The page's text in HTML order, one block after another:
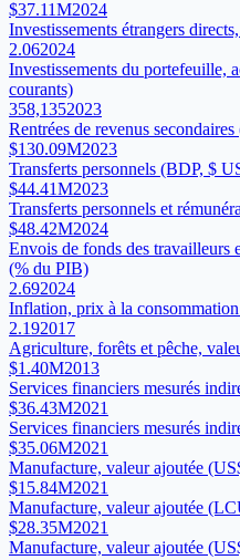
$37.11M2024
Investissements étrangers
2.062024
Investissements du portefeuille,
courants)
358,1352023
Rentrées de revenus
$130.09M2023
Transferts personnels (BDP, $
$44.41M2023
Transferts personnels et
$48.42M2024
Envois de fonds des travailleurs
(% du PIB)
2.692024
Inflation, prix à la
2.192017
Agriculture, forêts et pêche,
$1.40M2013
Services financiers mesurés
$36.43M2021
Services financiers mesurés
$35.06M2021
Manufacture, valeur ajoutée
$15.84M2021
Manufacture, valeur ajoutée
$28.35M2021
Manufacture, valeur ajoutée